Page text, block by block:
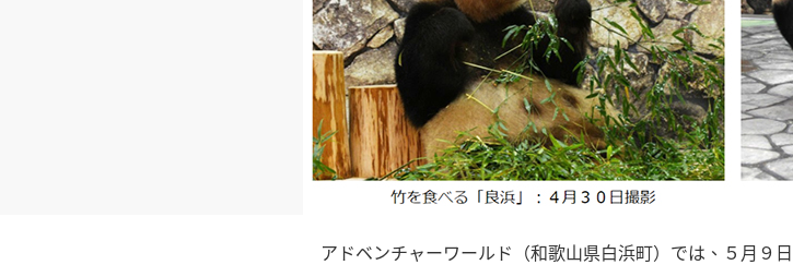
アドベンチャーワールド（和歌山県白浜町）では、５月９